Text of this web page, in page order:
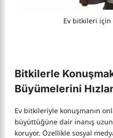
Ev bitkileri için
Bitkilerle
Büyümelerini
Ev bitkileriyle konuşmanın
büyüttüğüne dair inanış
koruyor. Özellikle sosyal